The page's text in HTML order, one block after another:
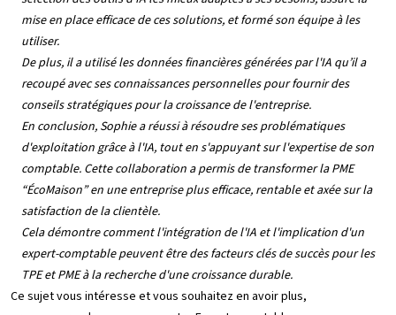
mise en place efficace de ces solutions, et formé son équipe à les
utiliser.
De plus, il a utilisé les données financières générées par l'IA qu’il a
recoupé avec ses connaissances personnelles pour fournir des
conseils stratégiques pour la croissance de l'entreprise.
En conclusion, Sophie a réussi à résoudre ses problématiques
d'exploitation grâce à l'IA, tout en s'appuyant sur l'expertise de son
comptable. Cette collaboration a permis de transformer la PME
“ÉcoMaison” en une entreprise plus efficace, rentable et axée sur la
satisfaction de la clientèle.
Cela démontre comment l'intégration de l'IA et l'implication d'un
expert-comptable peuvent être des facteurs clés de succès pour les
TPE et PME à la recherche d'une croissance durable.
Ce sujet vous intéresse et vous souhaitez en avoir plus,